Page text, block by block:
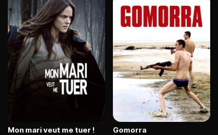
Mon mari veut me tuer ! Gomorra